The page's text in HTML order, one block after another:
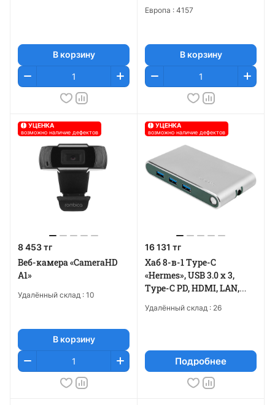
В корзину
Европа : 4157
В корзину
! УЦЕНКА
возможно наличие дефектов
8 453 тг
Веб-камера «CameraHD
A1»
Удалённый склад : 10
В корзину
! УЦЕНКА
возможно наличие дефектов
16 131 тг
Хаб 8-в-1 Type-C
«Hermes», USB 3.0 x 3,
Type-C PD, HDMI, LAN,
Удалённый склад : 26
Подробнее